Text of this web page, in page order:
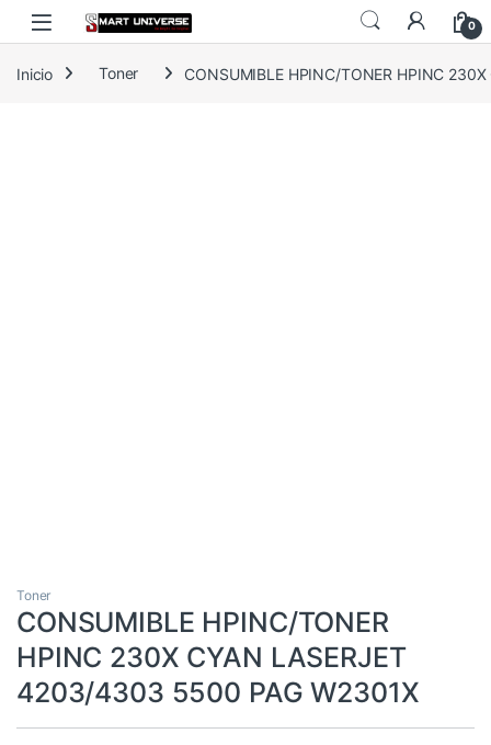
Skip to navigation
Skip to content
0
Inicio Toner CONSUMIBLE HPINC/TONER HPINC
Toner
CONSUMIBLE HPINC/TONER
HPINC 230X CYAN LASERJET
4203/4303 5500 PAG W2301X